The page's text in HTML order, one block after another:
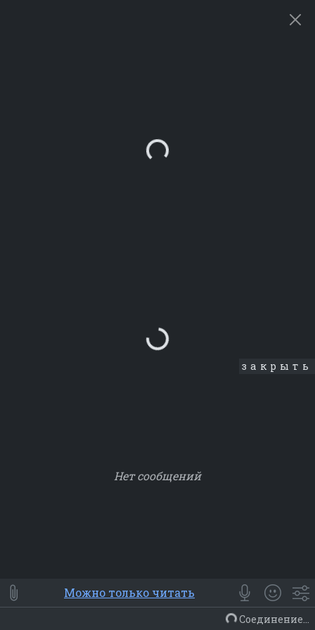
Loading...
закрыть
Нет сообщений
⭐ Мои Smile
😀 Emoji
Смайлики
Люди Животные Еда Объекты
Можно только читать
Соединение...